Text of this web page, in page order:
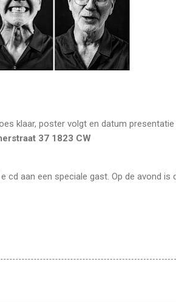
klaar, poster volgt en datum presentatie
37 1823 CW
cd aan een speciale gast. Op de avond is